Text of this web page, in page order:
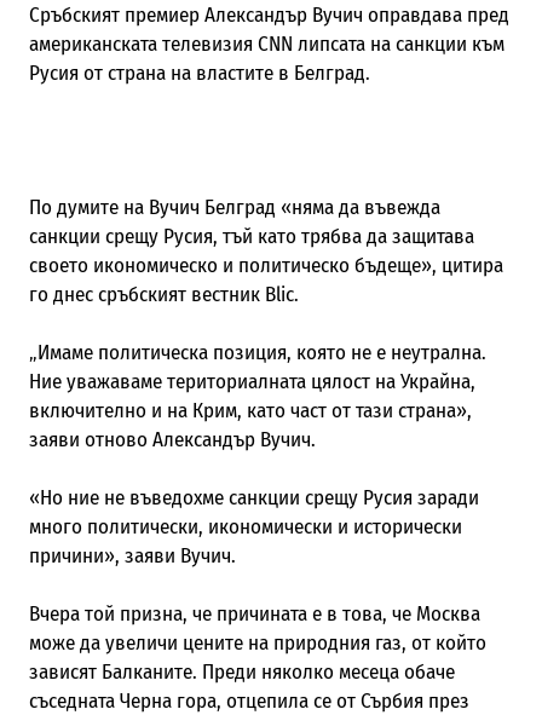
Сръбският премиер Александър Вучич оправдава пред
американската телевизия CNN липсата на санкции към
Русия от страна на властите в Белград.
По думите на Вучич Белград «няма да въвежда
санкции срещу Русия, тъй като трябва да защитава
своето икономическо и политическо бъдеще», цитира
го днес сръбският вестник Blic.
„Имаме политическа позиция, която не е неутрална.
Ние уважаваме териториалната цялост на Украйна,
включително и на Крим, като част от тази страна»,
заяви отново Александър Вучич.
«Но ние не въведохме санкции срещу Русия заради
много политически, икономически и исторически
причини», заяви Вучич.
Вчера той призна, че причината е в това, че Москва
може да увеличи цените на природния газ, от който
зависят Балканите. Преди няколко месеца обаче
съседната Черна гора, отцепила се от Сърбия през